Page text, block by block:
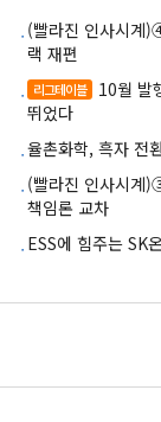
(빨라진 인사시계
랙 재편
리그테이블
10월 발
뛰었다
율촌화학, 흑자 전
(빨라진 인사시계
책임론 교차
ESS에 힘주는 SK